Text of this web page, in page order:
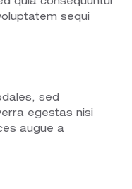
quia consequuntur
sequi
sed
egestas nisi
augue a